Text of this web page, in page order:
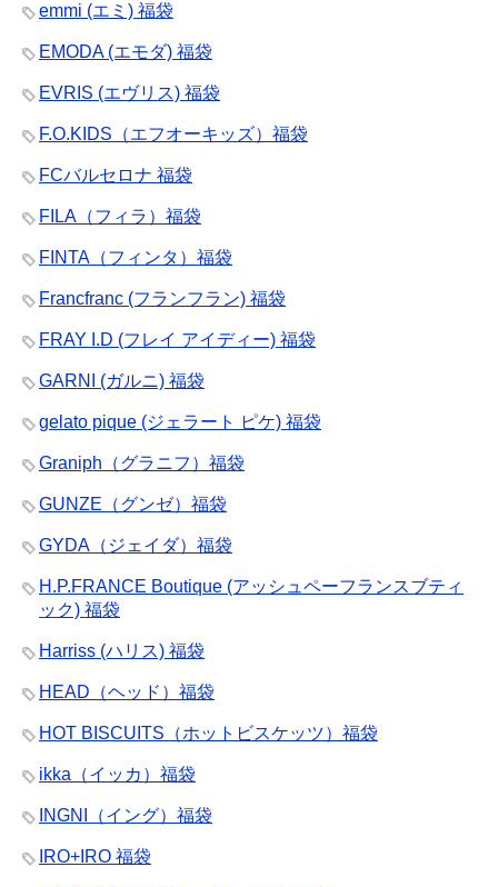
emmi (エミ) 福袋
EMODA (エモダ) 福袋
EVRIS (エヴリス) 福袋
F.O.KIDS（エフオーキッズ）福袋
FCバルセロナ 福袋
FILA（フィラ）福袋
FINTA（フィンタ）福袋
Francfranc (フランフラン) 福袋
FRAY I.D (フレイ アイディー) 福袋
GARNI (ガルニ) 福袋
gelato pique (ジェラート ピケ) 福袋
Graniph（グラニフ）福袋
GUNZE（グンゼ）福袋
GYDA（ジェイダ）福袋
H.P.FRANCE Boutique (アッシュペーフランスブティ
ック) 福袋
Harriss (ハリス) 福袋
HEAD（ヘッド）福袋
HOT BISCUITS（ホットビスケッツ）福袋
ikka（イッカ）福袋
INGNI（イング）福袋
IRO+IRO 福袋